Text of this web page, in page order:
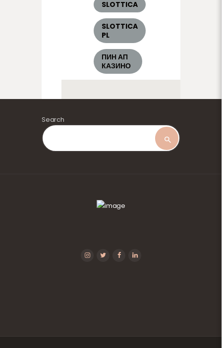
SLOTTICA
SLOTTICA
PL
ПИН АП
КАЗИНО
Search